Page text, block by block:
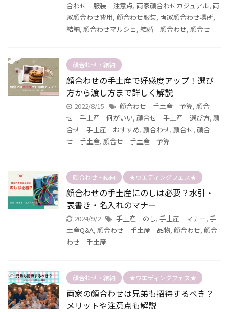
合わせ 服装 注意点, 両家顔合わせカジュアル, 両
家顔合わせ費用, 顔合わせ服装, 両家顔合わせ場所,
結納, 顔合わせマルシェ, 結婚 顔合わせ, 顔合せ
顔合わせ・結納
顔合わせの手土産で好感度アップ！選び
方から渡し方まで詳しく解説
2022/8/15 顔合わせ 手土産 予算, 顔合
せ 手土産 何がいい, 顔合せ 手土産 選び方, 顔
合せ 手土産 おすすめ, 顔合わせ, 顔合せ, 顔合
せ 手土産, 顔合せ 手土産 予算
顔合わせ・結納 ★ウエディングフェス★
顔合わせの手土産にのしは必要？水引・
表書き・名入れのマナー
2024/9/2 手土産 のし, 手土産 マナー, 手
土産Q&A, 顔合わせ 手土産 品物, 顔合わせ, 顔合
わせ 手土産
顔合わせ・結納 ★ウエディングフェス★
両家の顔合わせは兄弟も招待するべき？
メリットや注意点も解説